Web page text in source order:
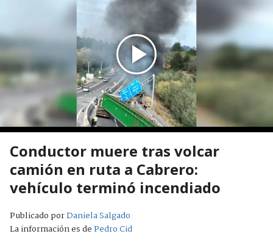
Conductor muere tras volcar
camión en ruta a Cabrero:
vehículo terminó incendiado
Publicado porDaniela Salgado
La información es dePedro Cid